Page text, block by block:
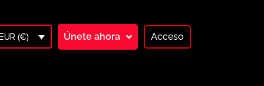
(€) Únete ahora Acceso